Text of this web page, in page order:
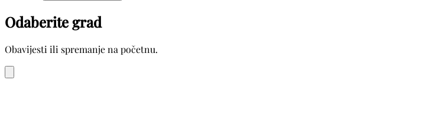
Odaberite grad
Obavijesti ili spremanje na početnu.